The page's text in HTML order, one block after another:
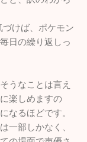
けば、ポケモン
日の繰り返しっ
うなことは言え
楽しめますの
なるほどです。
一部しかなく、